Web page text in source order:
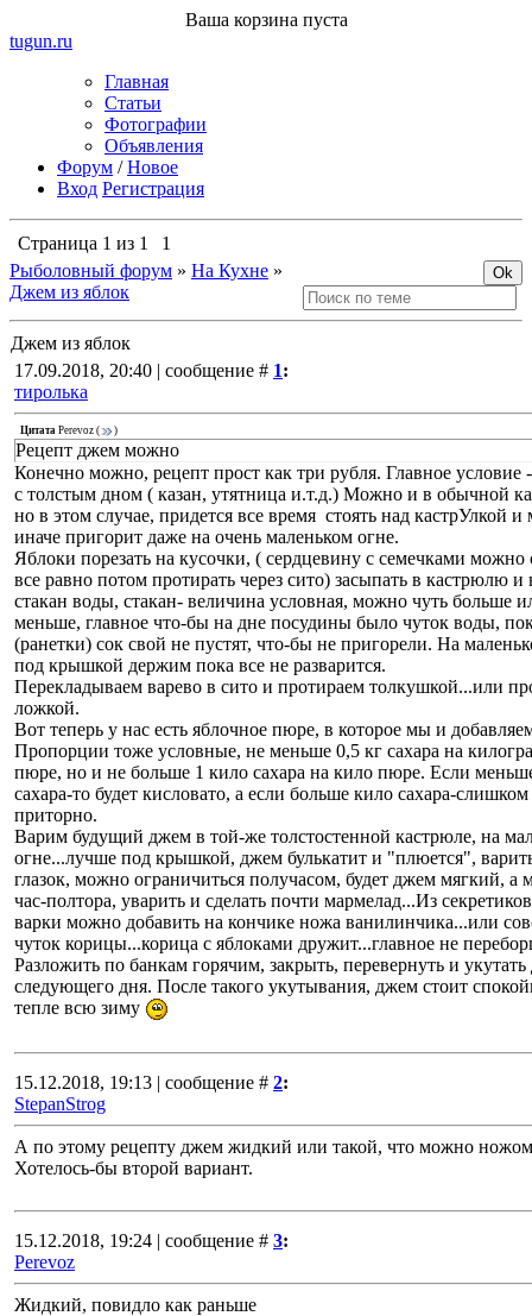
Ваша корзина пуста
tugun.ru
Главная
Статьи
Фотографии
Объявления
Форум /Новое
Вход Регистрация
Страница 1 из 1
1
Рыболовный форум » На Кухне »
Джем из яблок
Джем из яблок
17.09.2018, 20:40 | сообщение # 1:
тиролька
Цитата Perevoz ( )
Рецепт джем можно
Конечно можно, рецепт прост как три рубля. Главное условие
с толстым дном ( казан, утятница и.т.д.) Можно и в обычной
но в этом случае, придется все время стоять над кастрУлкой и
иначе пригорит даже на очень маленьком огне.
Яблоки порезать на кусочки, ( сердцевину с семечками можно
все равно потом протирать через сито) засыпать в кастрюлю и
стакан воды, стакан- величина условная, можно чуть больше
меньше, главное что-бы на дне посудины было чуток воды,
(ранетки) сок свой не пустят, что-бы не пригорели. На
под крышкой держим пока все не разварится.
Перекладываем варево в сито и протираем толкушкой...или
ложкой.
Вот теперь у нас есть яблочное пюре, в которое мы и
Пропорции тоже условные, не меньше 0,5 кг сахара на
пюре, но и не больше 1 кило сахара на кило пюре. Если
сахара-то будет кисловато, а если больше кило сахара-слишком
приторно.
Варим будущий джем в той-же толстостенной кастрюле, на
огне...лучше под крышкой, джем булькатит и "плюется",
глазок, можно ограничиться получасом, будет джем мягкий, а
час-полтора, уварить и сделать почти мармелад...Из
варки можно добавить на кончике ножа ванилинчика...или
чуток корицы...корица с яблоками дружит...главное не
Разложить по банкам горячим, закрыть, перевернуть и укутать
следующего дня. После такого укутывания, джем стоит
тепле всю зиму
15.12.2018, 19:13 | сообщение # 2:
StepanStrog
А по этому рецепту джем жидкий или такой, что можно ножом
Хотелось-бы второй вариант.
15.12.2018, 19:24 | сообщение # 3:
Perevoz
Жидкий, повидло как раньше